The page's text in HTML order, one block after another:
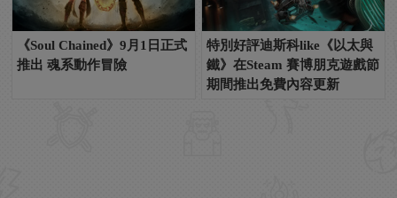
《Soul Chained》9月1日正式
推出 魂系動作冒險
特別好評迪斯科like《以太與
鐵》在Steam 賽博朋克遊戲節
期間推出免費內容更新